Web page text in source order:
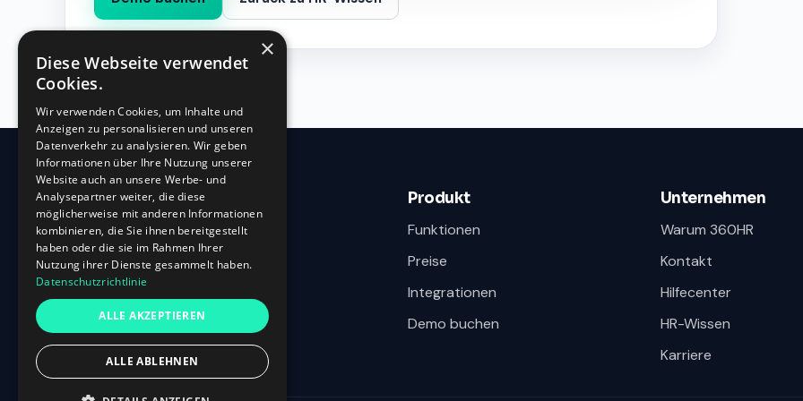
360HR
Oberbilker Allee 315
D-40227 Düsseldorf
+49 (0)211-87 507 907
Produkt
Funktionen
Preise
Integrationen
Demo buchen
Unternehmen
Warum 360HR
Kontakt
Hilfecenter
HR-Wissen
Karriere
×
Diese Webseite verwendet
Cookies.
Wir verwenden Cookies, um Inhalte und
Anzeigen zu personalisieren und unseren
Datenverkehr zu analysieren. Wir geben
Informationen über Ihre Nutzung unserer
Website auch an unsere Werbe- und
Analysepartner weiter, die diese
möglicherweise mit anderen Informationen
kombinieren, die Sie ihnen bereitgestellt
haben oder die sie im Rahmen Ihrer
Nutzung ihrer Dienste gesammelt haben.
Datenschutzrichtlinie
ALLE AKZEPTIEREN
ALLE ABLEHNEN